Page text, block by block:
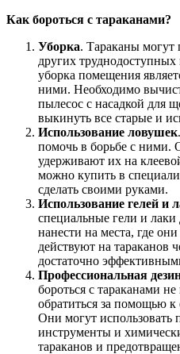
Как бороться с тараканами?
Уборка. Тараканы могут
других труднодоступных
уборка помещения
ними. Необходимо
пылесос с насадкой для
выкинуть все старые и
Использование ловушек
помочь в борьбе с ними.
удерживают их на
можно купить в
сделать своими руками.
Использование гелей и
специальные гели и
нанести на места, где
действуют на тараканов
достаточно
Профессиональная
бороться с тараканами
обратиться за помощью
Они могут использовать
инструменты и
тараканов и